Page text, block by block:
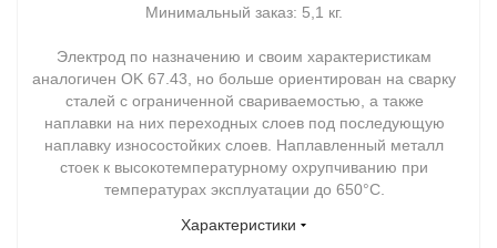
Минимальный заказ: 5,1 кг.
Электрод по назначению и своим характеристикам
аналогичен OK 67.43, но больше ориентирован на сварку
сталей с ограниченной свариваемостью, а также
наплавки на них переходных слоев под последующую
наплавку износостойких слоев. Наплавленный металл
стоек к высокотемпературному охрупчиванию при
температурах эксплуатации до 650°С.
Характеристики